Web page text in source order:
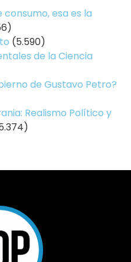
esa es la
(5.590)
de la Ciencia
de Gustavo Petro?
Realismo Político y